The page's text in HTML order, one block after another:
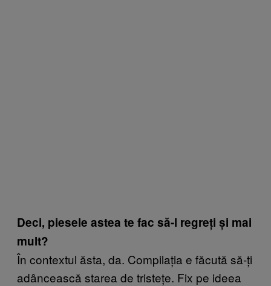
Deci, piesele astea te fac să-l regreți și mai
mult?
În contextul ăsta, da. Compilația e făcută să-ți
adâncească starea de tristețe. Fix pe ideea